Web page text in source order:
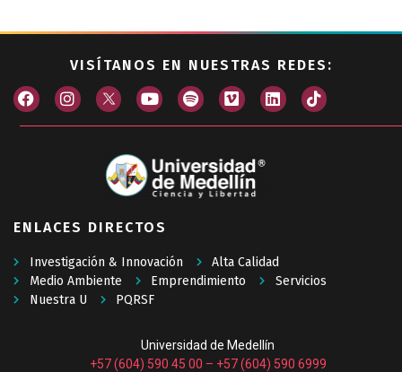
VISÍTANOS EN NUESTRAS REDES:
ENLACES DIRECTOS
Investigación & Innovación
Alta Calidad
Medio Ambiente
Emprendimiento
Servicios
Nuestra U
PQRSF
Universidad de Medellín
+57 (604) 590 45 00 – +57 (604) 590 6999